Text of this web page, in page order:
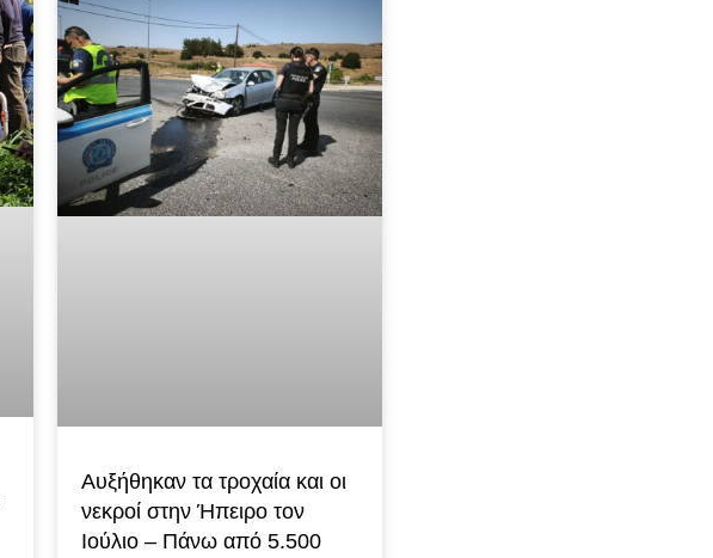
Αυξήθηκαν τα τροχαία και οι
νεκροί στην Ήπειρο τον
Ιούλιο – Πάνω από 5.500